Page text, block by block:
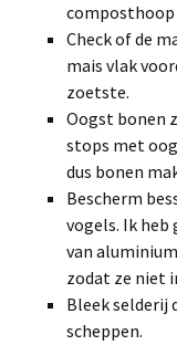
composthoop
Check of de
mais vlak
zoetste.
Oogst bonen
stops met
dus bonen
Bescherm
vogels. Ik heb
van
zodat ze niet
Bleek selderij
scheppen.